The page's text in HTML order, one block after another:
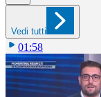
Vedi tutti
01:58